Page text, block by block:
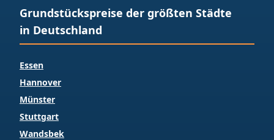
Grundstückspreise der größten Städte
in Deutschland
Essen
Hannover
Münster
Stuttgart
Wandsbek